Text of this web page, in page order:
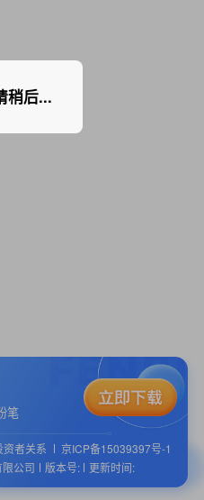
敬请期待
笔
资者关系
京ICP备15039397号-1
公司
版本号: 更新时间:
稍后...